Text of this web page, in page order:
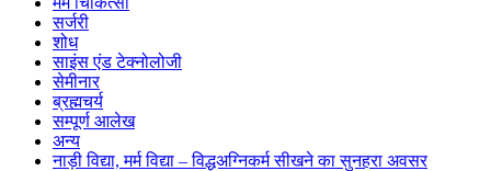
सर्जरी
शोध
साइंस एंड टेक्नोलोजी
सेमीनार
ब्रह्मचर्य
सम्पूर्ण आलेख
अन्य
नाड़ी विद्या, मर्म विद्या – विद्धअग्निकर्म सीखने का सुनहरा अवसर